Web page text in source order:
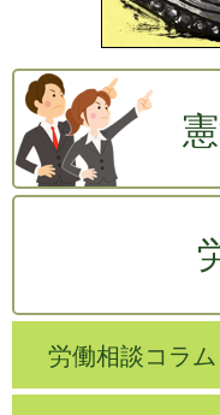
労働相談コラム